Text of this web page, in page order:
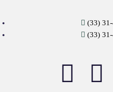
(33)
(33)